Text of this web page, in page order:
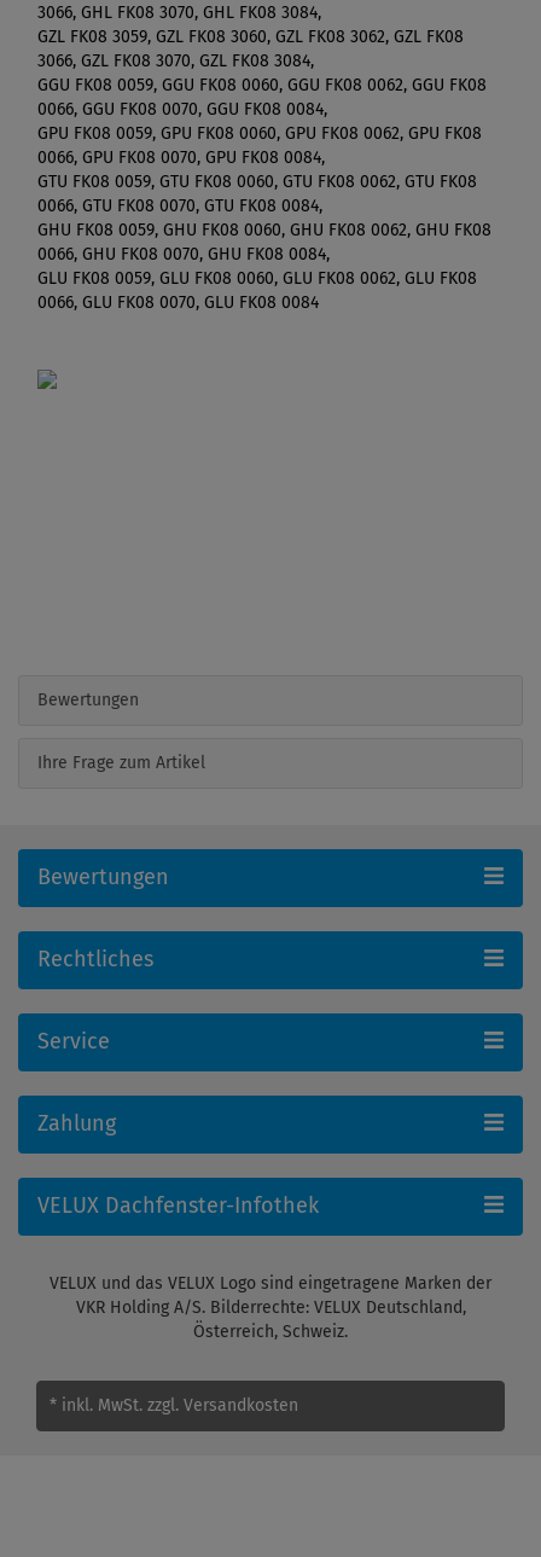
3066, GHL FK08 3070, GHL FK08 3084,
GZL FK08 3059, GZL FK08 3060, GZL FK08 3062, GZL FK08
3066, GZL FK08 3070, GZL FK08 3084,
GGU FK08 0059, GGU FK08 0060, GGU FK08 0062, GGU FK08
0066, GGU FK08 0070, GGU FK08 0084,
GPU FK08 0059, GPU FK08 0060, GPU FK08 0062, GPU FK08
0066, GPU FK08 0070, GPU FK08 0084,
GTU FK08 0059, GTU FK08 0060, GTU FK08 0062, GTU FK08
0066, GTU FK08 0070, GTU FK08 0084,
GHU FK08 0059, GHU FK08 0060, GHU FK08 0062, GHU FK08
0066, GHU FK08 0070, GHU FK08 0084,
GLU FK08 0059, GLU FK08 0060, GLU FK08 0062, GLU FK08
0066, GLU FK08 0070, GLU FK08 0084
Bewertungen
Ihre Frage zum Artikel
Bewertungen
Rechtliches
Service
Zahlung
VELUX Dachfenster-Infothek
VELUX und das VELUX Logo sind eingetragene Marken der
VKR Holding A/S. Bilderrechte: VELUX Deutschland,
Österreich, Schweiz.
* inkl. MwSt. zzgl. Versandkosten